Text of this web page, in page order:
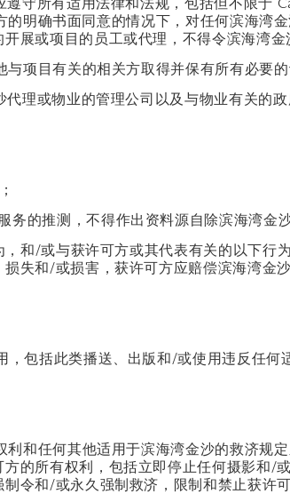
守所有适用法律和法规，包括但不限于
明确书面同意的情况下，对任何滨海湾
展或项目的员工或代理，不得令滨海湾金
项目有关的相关方取得并保有所有必要的
理或物业的管理公司以及与物业有关的
务的推测，不得作出资料源自除滨海湾金
和/或与获许可方或其代表有关的以下
失和/或损害，获许可方应赔偿滨海湾金
包括此类播送、出版和/或使用违反任何
和任何其他适用于滨海湾金沙的救济规
的所有权利，包括立即停止任何摄影和/
令和/或永久强制救济，限制和禁止获许